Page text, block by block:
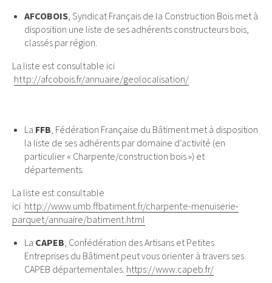
AFCOBOIS , Syndicat Français de la Construction Bois met à
disposition une liste de ses adhérents constructeurs bois,
classés par région.
La liste est consultable ici
http://afcobois.fr/annuaire/geolocalisation/
La FFB , Fédération Française du Bâtiment met à disposition
la liste de ses adhérents par domaine d’activité (en
particulier « Charpente/construction bois ») et
départements.
La liste est consultable
ici http://www.umb.ffbatiment.fr/charpente-menuiserie-
parquet/annuaire/batiment.html
La CAPEB , Confédération des Artisans et Petites
Entreprises du Bâtiment peut vous orienter à travers ses
CAPEB départementales. https://www.capeb.fr/